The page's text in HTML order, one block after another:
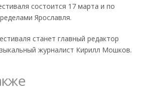
состоится 17 марта и по
Ярославля.
станет главный редактор
журналист Кирилл Мошков.